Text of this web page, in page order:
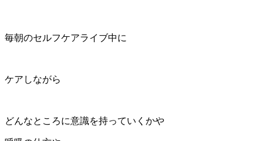
毎朝のセルフケアライブ中に
ケアしながら
どんなところに意識を持っていくかや